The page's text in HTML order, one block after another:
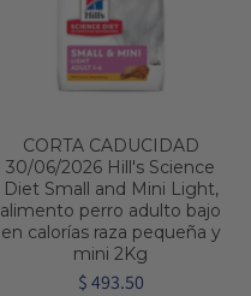
CORTA CADUCIDAD
30/06/2026 Hill's Science
Diet Small and Mini Light,
alimento perro adulto bajo
en calorías raza pequeña y
mini 2Kg
$ 493.50